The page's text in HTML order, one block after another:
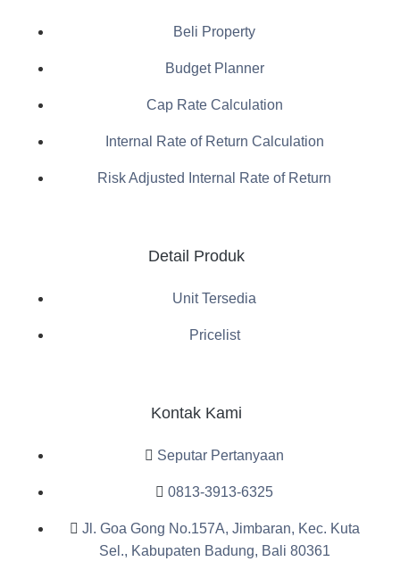
Beli Property
Budget Planner
Cap Rate Calculation
Internal Rate of Return Calculation
Risk Adjusted Internal Rate of Return
Detail Produk
Unit Tersedia
Pricelist
Kontak Kami
Seputar Pertanyaan
0813-3913-6325
Jl. Goa Gong No.157A, Jimbaran, Kec. Kuta
Sel., Kabupaten Badung, Bali 80361